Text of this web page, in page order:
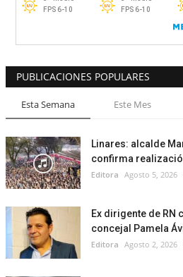
PUBLICACIONES POPULARES
Esta Semana Este Mes
Linares: alcalde
confirma
Editora Agosto 5, 2026
Ex dirigente de RN
concejal Pamela
Editora Agosto 2, 2026